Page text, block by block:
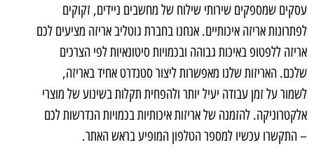
עסקים שמספקים שירותי שילוח של מחשבים ניידים, זקוקים
לפתרונות אריזה איכותיים. אנחנו בחברת גוטליב אריזה מציעים לכם
אריזה ללפטופ באיכות גבוהה ובכמויות סיטונאיות לפי הצרכים
שלכם. האריזות שלנו מאפשרות ליצור סטנדרט אחיד באריזה,
לשמור על זמן עבודה יעיל יותר ולהפחית תקלות בשינוע של מוצרי
אלקטרוניקה. להזמנה של אריזות איכותיות בכמויות הנדרשות לכם
– התקשרו עכשיו למספר הטלפון המופיע בראש האתר.